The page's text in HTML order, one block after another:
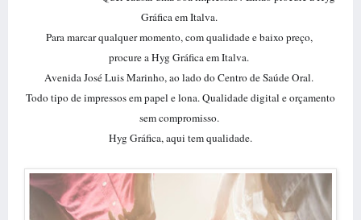
Gráfica em Italva.
Para marcar qualquer momento, com qualidade e baixo preço,
procure a Hyg Gráfica em Italva.
Avenida José Luis Marinho, ao lado do Centro de Saúde Oral.
Todo tipo de impressos em papel e lona. Qualidade digital e orçamento
sem compromisso.
Hyg Gráfica, aqui tem qualidade.